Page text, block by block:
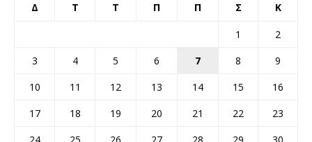
Δ Τ Τ Π Π Σ Κ
1
2
3
4 5 6 7 8
9
10
11 12 13 14 15
16
17
18 19 20 21 22
23